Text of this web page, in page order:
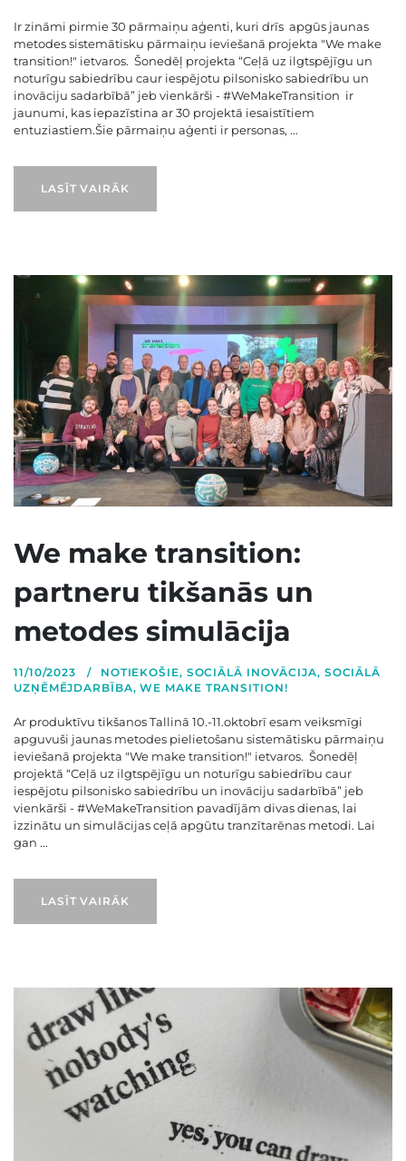
Ir zināmi pirmie 30 pārmaiņu aģenti, kuri drīs apgūs jaunas
metodes sistemātisku pārmaiņu ieviešanā projekta "We make
transition!" ietvaros. Šonedēļ projekta “Ceļā uz ilgtspējīgu un
noturīgu sabiedrību caur iespējotu pilsonisko sabiedrību un
inovāciju sadarbībā” jeb vienkārši - #WeMakeTransition ir
jaunumi, kas iepazīstina ar 30 projektā iesaistītiem
entuziastiem.Šie pārmaiņu aģenti ir personas, ...
LASĪT VAIRĀK
We make transition:
partneru tikšanās un
metodes simulācija
11/10/2023 NOTIEKOŠIE, SOCIĀLĀ INOVĀCIJA, SOCIĀLĀ
UZŅĒMĒJDARBĪBA,WE MAKE TRANSITION!
Ar produktīvu tikšanos Tallinā 10.-11.oktobrī esam veiksmīgi
apguvuši jaunas metodes pielietošanu sistemātisku pārmaiņu
ieviešanā projekta "We make transition!" ietvaros. Šonedēļ
projektā “Ceļā uz ilgtspējīgu un noturīgu sabiedrību caur
iespējotu pilsonisko sabiedrību un inovāciju sadarbībā” jeb
vienkārši - #WeMakeTransition pavadījām divas dienas, lai
izzinātu un simulācijas ceļā apgūtu tranzītarēnas metodi. Lai
gan ...
LASĪT VAIRĀK